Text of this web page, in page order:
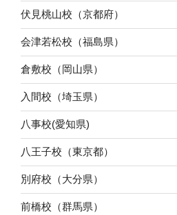
伏見桃山校（京都府）
会津若松校（福島県）
倉敷校（岡山県）
入間校（埼玉県）
八事校(愛知県)
八王子校（東京都）
別府校（大分県）
前橋校（群馬県）